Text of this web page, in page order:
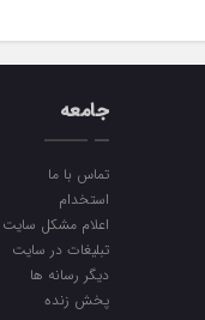
جامعه
تماس با ما
استخدام
اعلام مشکل سایت
تبلیغات در سایت
دیگر رسانه ها
پخش زنده